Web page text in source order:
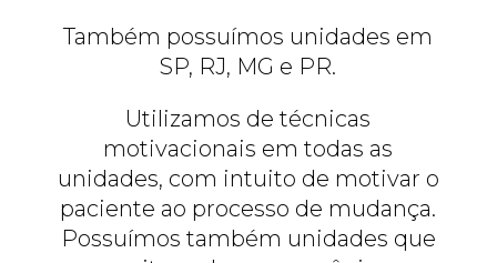
Também possuímos unidades em
SP, RJ, MG e PR.
Utilizamos de técnicas
motivacionais em todas as
unidades, com intuito de motivar o
paciente ao processo de mudança.
Possuímos também unidades que